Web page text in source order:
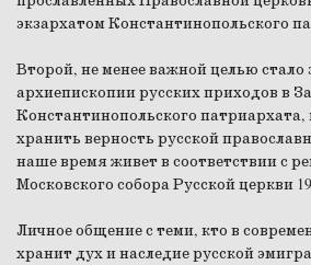
экзархатом Константинопольского
Второй, не менее важной целью стало
архиепископии русских приходов в
Константинопольского
хранить верность русской
наше время живет в соответствии с
Московского собора Русской церкви
Личное общение с теми, кто в
хранит дух и наследие русской